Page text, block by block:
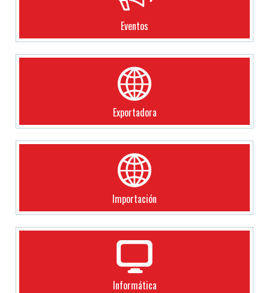
Eventos
Exportadora
Importación
Informática